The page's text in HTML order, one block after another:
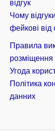
відгук
Чому
фейкові від
Правила
розміщення
Угода
Політика
данних